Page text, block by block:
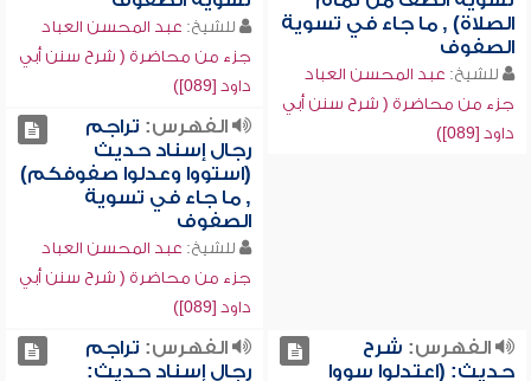
الصلاة) , ما جاء في تسوية
الصفوف
للشيخ: عبد المحسن العباد
جزء من محاضرة ( شرح سنن أبي
داود [089])
للشيخ: عبد المحسن العباد
جزء من محاضرة ( شرح سنن أبي
داود [089])
الفهرس: تراجم
رجال إسناد حديث
(استووا وعدلوا صفوفكم)
, ما جاء في تسوية
الصفوف
للشيخ: عبد المحسن العباد
جزء من محاضرة ( شرح سنن أبي
داود [089])
الفهرس: شرح
حديث: (اعتدلوا سووا
الفهرس: تراجم
رجال إسناد حديث: